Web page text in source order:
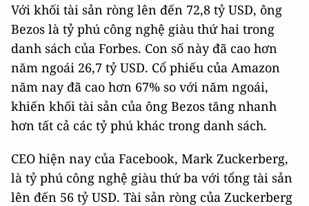
Với khối tài sản ròng lên đến 72,8 tỷ USD, ông
Bezos là tỷ phú công nghệ giàu thứ hai trong
danh sách của Forbes. Con số này đã cao hơn
năm ngoái 26,7 tỷ USD. Cổ phiếu của Amazon
năm nay đã cao hơn 67% so với năm ngoái,
khiến khối tài sản của ông Bezos tăng nhanh
hơn tất cả các tỷ phú khác trong danh sách.
CEO hiện nay của Facebook, Mark Zuckerberg,
là tỷ phú công nghệ giàu thứ ba với tổng tài sản
lên đến 56 tỷ USD. Tài sản ròng của Zuckerberg